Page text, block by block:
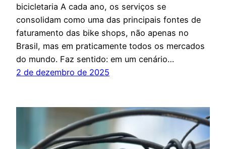
bicicletaria A cada ano, os serviços se
consolidam como uma das principais fontes de
faturamento das bike shops, não apenas no
Brasil, mas em praticamente todos os mercados
do mundo. Faz sentido: em um cenário…
2 de dezembro de 2025